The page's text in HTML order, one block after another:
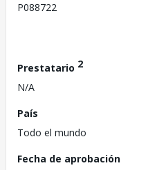
P088722
Prestatario 2
N/A
País
Todo el mundo
Fecha de aprobación